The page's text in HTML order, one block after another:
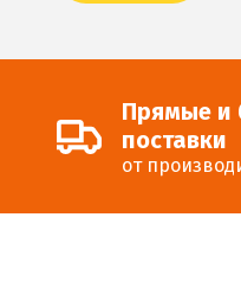
Прямые и
поставки
от